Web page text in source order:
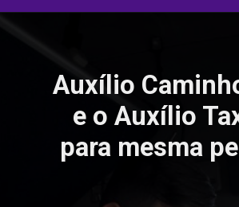
Auxílio
e o Auxílio
para mesma